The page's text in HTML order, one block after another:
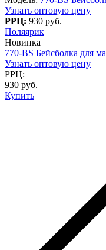
Узнать оптовую цену
РРЦ: 930 руб.
Поляярик
Новинка
770-BS Бейсболка для
Узнать оптовую цену
РРЦ:
930 руб.
Купить